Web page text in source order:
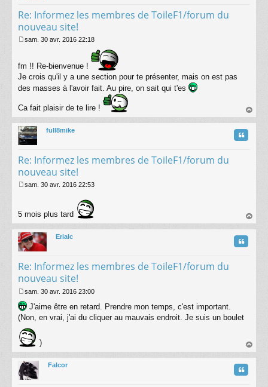
Re: Informez les membres de ToileF1/forum du
nouveau site!
s
g
sam. 30 avr. 2016 22:18
fm !! Re-bienvenue !
Je crois qu'il y a une section pour te présenter, mais on est pas
des masses à l'avoir fait. Au pire, on sait qui t'es
Ca fait plaisir de te lire !
au
full8mike
Re: Informez les membres de ToileF1/forum du
nouveau site!
Citation
s
g
e
sam. 30 avr. 2016 22:53
5 mois plus tard
au
Erialc
Re: Informez les membres de ToileF1/forum du
nouveau site!
Citation
e
s
a
g
e
sam. 30 avr. 2016 23:00
J'aime être en retard. Prendre mon temps, c'est important.
(Non, en vrai, j'ai du cliquer au mauvais endroit. Je suis un boulet
)
au
Falcor Citation